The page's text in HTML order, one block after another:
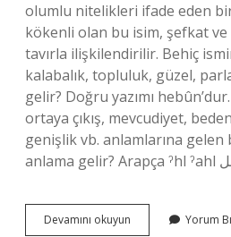
olumlu nitelikleri ifade eden
kökenli olan bu isim, şefkat ve
tavırla ilişkilendirilir. Behiç
kalabalık, topluluk, güzel,
gelir? Doğru yazımı
ortaya çıkış, mevcudiyet,
genişlik vb. anlamlarına gelen
Devamını okuyun Yorum